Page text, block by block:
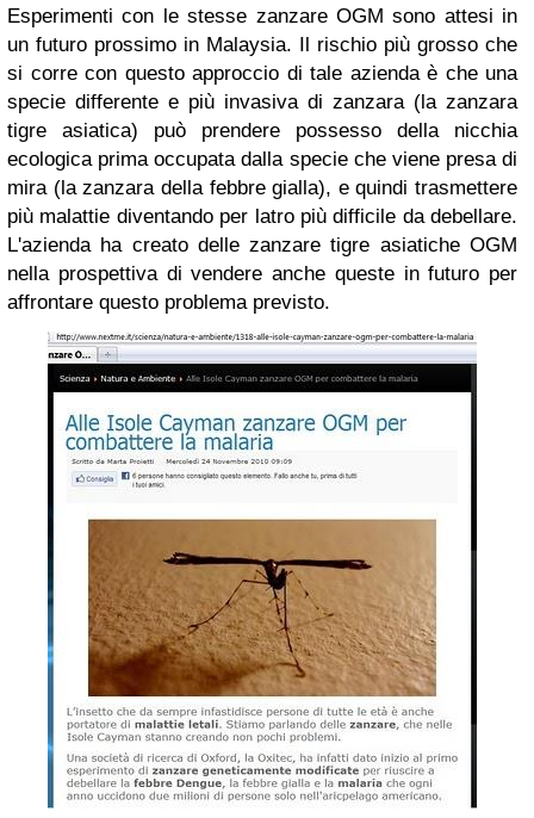
Esperimenti con le stesse zanzare OGM sono attesi in
un futuro prossimo in Malaysia. Il rischio più grosso che
si corre con questo approccio di tale azienda è che una
specie differente e più invasiva di zanzara (la zanzara
tigre asiatica) può prendere possesso della nicchia
ecologica prima occupata dalla specie che viene presa di
mira (la zanzara della febbre gialla), e quindi trasmettere
più malattie diventando per latro più difficile da debellare.
L'azienda ha creato delle zanzare tigre asiatiche OGM
nella prospettiva di vendere anche queste in futuro per
affrontare questo problema previsto.